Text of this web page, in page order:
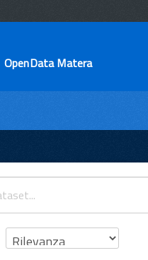
OpenData Matera